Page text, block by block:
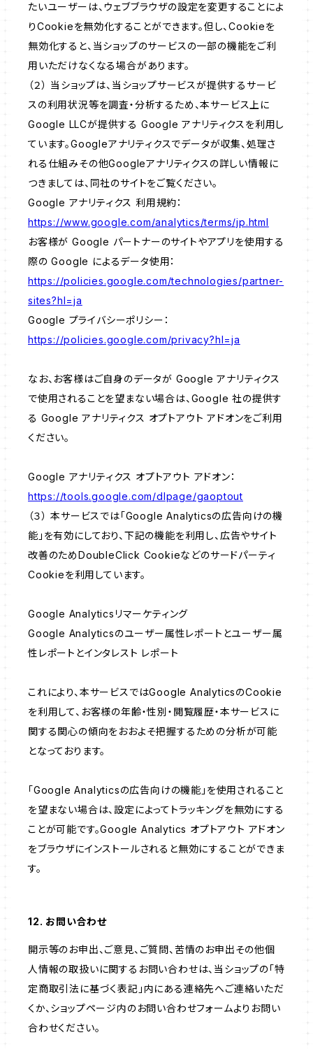
たいユーザーは、ウェブブラウザの設定を変更することによ
りCookieを無効化することができます。但し、Cookieを
無効化すると、当ショップのサービスの一部の機能をご利
用いただけなくなる場合があります。
（２） 当ショップは、当ショップサービスが提供するサービ
スの利用状況等を調査・分析するため、本サービス上に
Google LLCが提供する Google アナリティクスを利用し
ています。Googleアナリティクスでデータが収集、処理さ
れる仕組みその他Googleアナリティクスの詳しい情報に
つきましては、同社のサイトをご覧ください。
Google アナリティクス 利用規約：
https://www.google.com/analytics/terms/jp.html
お客様が Google パートナーのサイトやアプリを使用する
際の Google によるデータ使用：
https://policies.google.com/technologies/partner-
sites?hl=ja
Google プライバシーポリシー：
https://policies.google.com/privacy?hl=ja
なお、お客様はご自身のデータが Google アナリティクス
で使用されることを望まない場合は、Google 社の提供す
る Google アナリティクス オプトアウト アドオンをご利用
ください。
Google アナリティクス オプトアウト アドオン：
https://tools.google.com/dlpage/gaoptout
（３） 本サービスでは「Google Analyticsの広告向けの機
能」を有効にしており、下記の機能を利用し、広告やサイト
改善のためDoubleClick Cookieなどのサードパーティ
Cookieを利用しています。
Google Analyticsリマーケティング
Google Analyticsのユーザー属性レポートとユーザー属
性レポートとインタレスト レポート
これにより、本サービスではGoogle AnalyticsのCookie
を利用して、お客様の年齢・性別・閲覧履歴・本サービスに
関する関心の傾向をおおよそ把握するための分析が可能
となっております。
「Google Analyticsの広告向けの機能」を使用されること
を望まない場合は、設定によってトラッキングを無効にする
ことが可能です。Google Analytics オプトアウト アドオン
をブラウザにインストールされると無効にすることができま
す。
12. お問い合わせ
開示等のお申出、ご意見、ご質問、苦情のお申出その他個
人情報の取扱いに関するお問い合わせは、当ショップの「特
定商取引法に基づく表記」内にある連絡先へご連絡いただ
くか、ショップページ内のお問い合わせフォームよりお問い
合わせください。